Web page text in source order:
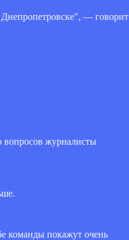
Днепропетровске", — говорит
журналисты
команды покажут очень